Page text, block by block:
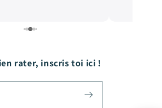
rater, inscris toi ici !